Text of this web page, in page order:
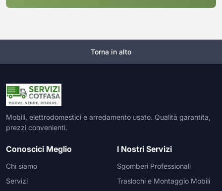
Torna in alto
Mobili, elettrodomestici e arredamento usato. Qualità garantita,
prezzi convenienti.
Conoscici Meglio
Chi siamo
Servizi
I Nostri Servizi
Sgomberi Professionali
Traslochi e Montaggio Mobili